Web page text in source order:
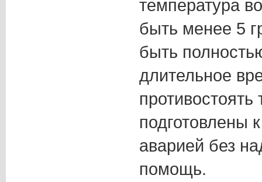
температура
быть менее 5
быть
длительное
подготовлены
аварией без
помощь.